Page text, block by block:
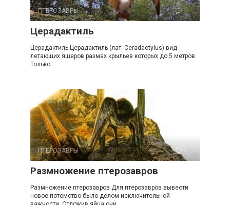
ПТЕРОЗАВРЫ 1
Церадактиль
Церадактиль Церадактиль (лат. Ceradactylus) вид
летающих ящеров размах крыльев которых до 5 метров.
Только
ПТЕРОЗАВРЫ 1
Размножение птерозавров
Размножение птерозавров Для птерозавров вывести
новое потомство было делом исключительной